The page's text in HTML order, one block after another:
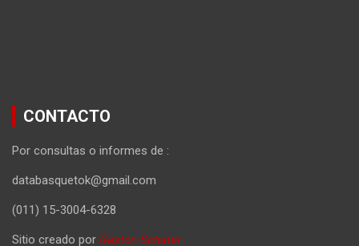
CONTACTO
Por consultas o informes de :
databasquetok@gmail.com
(011) 15-3004-6328
Sitio creado por Gastón Schafer